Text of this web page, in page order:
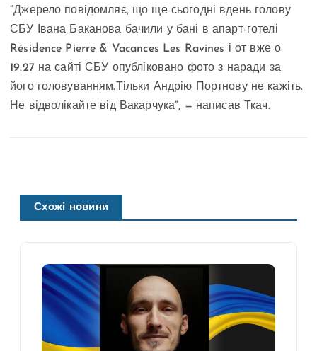
“Джерело повідомляє, що ще сьогодні вдень голову
СБУ Івана Баканова бачили у бані в апарт-готелі
Résidence Pierre & Vacances Les Ravines і от вже о
19:27 на сайті СБУ опубліковано фото з наради за
його головуванням.Тільки Андрію Портнову не кажіть.
Не відволікайте від Вакарчука”, — написав Ткач.
Схожі новини